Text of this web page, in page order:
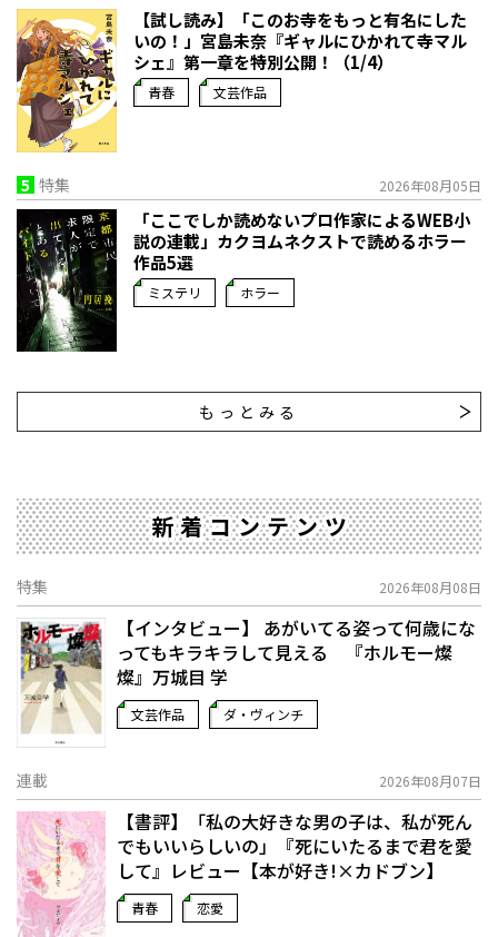
【試し読み】「このお寺をもっと有名にした
いの！」宮島未奈『ギャルにひかれて寺マル
シェ』第一章を特別公開！（1/4）
青春 文芸作品
5 特集 2026年08月05日
「ここでしか読めないプロ作家によるWEB小
説の連載」――カクヨムネクストで読めるホラー
作品5選
ミステリ ホラー
もっとみる
新着コンテンツ
特集 2026年08月08日
【インタビュー】 あがいてる姿って何歳にな
ってもキラキラして見える 『ホルモー燦
燦』万城目 学
文芸作品 ダ・ヴィンチ
連載 2026年08月07日
【書評】「私の大好きな男の子は、私が死ん
でもいいらしいの」――『死にいたるまで君を愛
して』レビュー【本が好き!×カドブン】
青春 恋愛